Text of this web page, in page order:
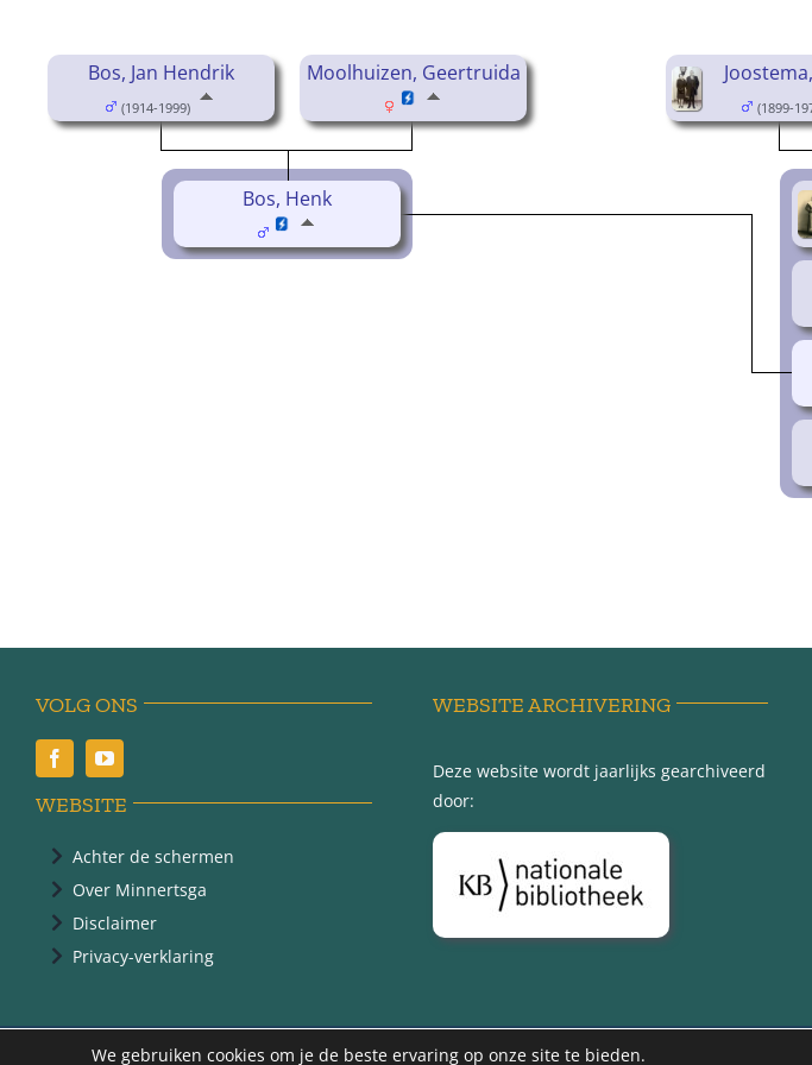
Bos, Jan Hendrik
(1914-1999)
Moolhuizen, Geertruida
(1899-
Bos, Henk
VOLG ONS
WEBSITE
Achter de schermen
Over Minnertsga
Disclaimer
Privacy-verklaring
WEBSITE ARCHIVERING
Deze website wordt jaarlijks gearchiveerd
door:
@ 2012 -2026 | Werkgroep Minnertsga
We gebruiken cookies om je de beste ervaring op onze site te bieden.